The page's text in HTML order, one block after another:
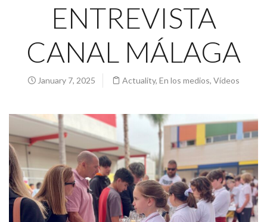
ENTREVISTA
CANAL MÁLAGA
January 7, 2025 Actuality, En los medios, Vídeos